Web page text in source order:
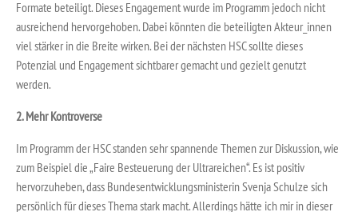
Formate beteiligt. Dieses Engagement wurde im Programm jedoch nicht
ausreichend hervorgehoben. Dabei könnten die beteiligten Akteur_innen
viel stärker in die Breite wirken. Bei der nächsten HSC sollte dieses
Potenzial und Engagement sichtbarer gemacht und gezielt genutzt
werden.
2. Mehr Kontroverse
Im Programm der HSC standen sehr spannende Themen zur Diskussion, wie
zum Beispiel die „Faire Besteuerung der Ultrareichen“. Es ist positiv
hervorzuheben, dass Bundesentwicklungsministerin Svenja Schulze sich
persönlich für dieses Thema stark macht. Allerdings hätte ich mir in dieser